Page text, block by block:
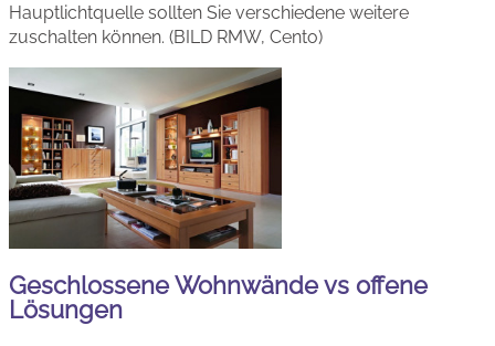
Hauptlichtquelle sollten Sie verschiedene weitere
zuschalten können. (BILD RMW, Cento)
Geschlossene Wohnwände vs offene
Lösungen